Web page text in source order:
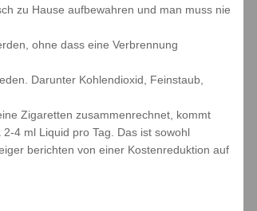
zu Hause aufbewahren und man muss nie
ohne dass eine Verbrennung
Darunter Kohlendioxid, Feinstaub,
Zigaretten zusammenrechnet, kommt
4 ml Liquid pro Tag. Das ist sowohl
berichten von einer Kostenreduktion auf